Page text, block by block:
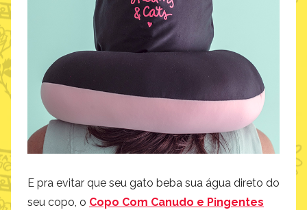
E pra evitar que seu gato beba sua água direto do
seu copo, o Copo Com Canudo e Pingentes